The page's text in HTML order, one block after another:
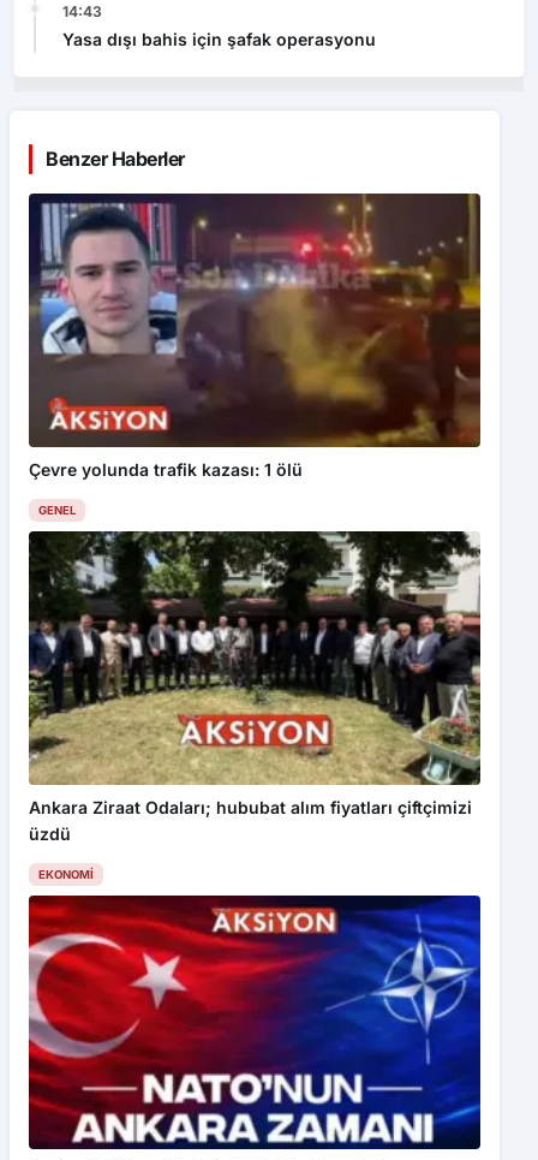
14:43
Yasa dışı bahis için şafak operasyonu
Benzer Haberler
Çevre yolunda trafik kazası: 1 ölü
GENEL
Ankara Ziraat Odaları; hububat alım fiyatları çiftçimizi
üzdü
EKONOMI